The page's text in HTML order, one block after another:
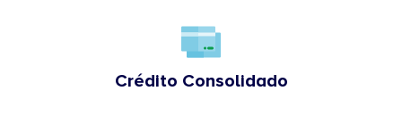
Crédito Consolidado